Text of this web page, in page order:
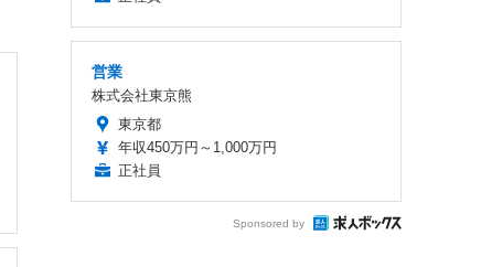
営業
株式会社東京熊
東京都
年収450万円～1,000万円
正社員
Sponsored by